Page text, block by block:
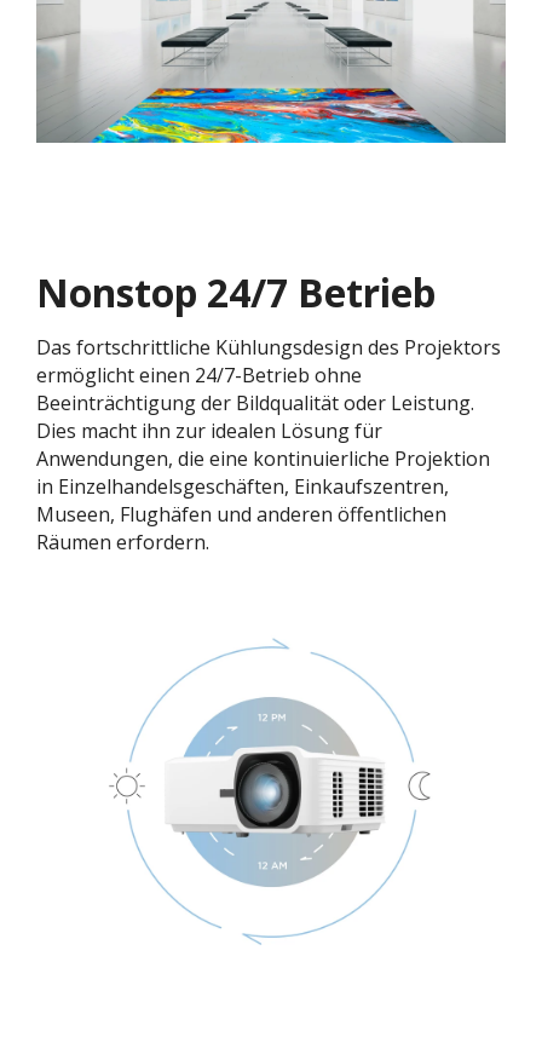
Nonstop 24/7 Betrieb
Das fortschrittliche Kühlungsdesign des Projektors
ermöglicht einen 24/7-Betrieb ohne
Beeinträchtigung der Bildqualität oder Leistung.
Dies macht ihn zur idealen Lösung für
Anwendungen, die eine kontinuierliche Projektion
in Einzelhandelsgeschäften, Einkaufszentren,
Museen, Flughäfen und anderen öffentlichen
Räumen erfordern.